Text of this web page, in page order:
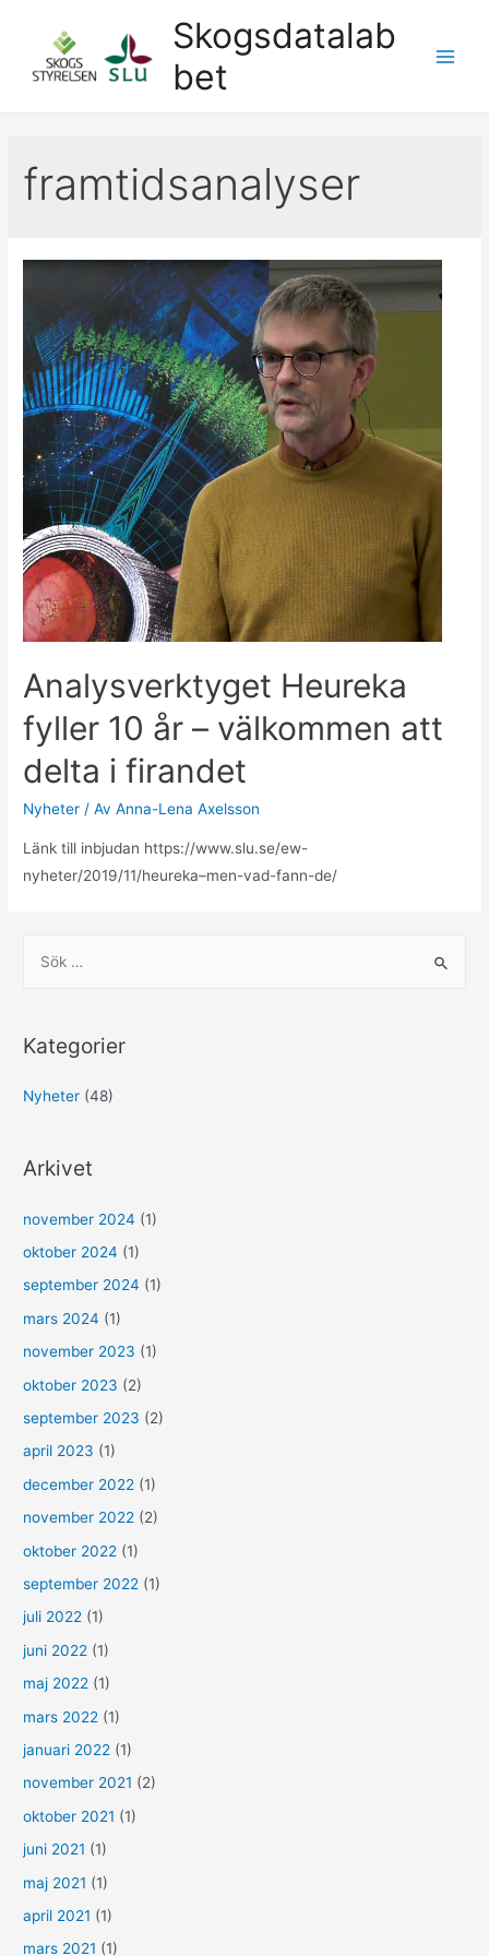
innehåll
Skogsdatalab
bet
framtidsanalyser
Analysverktyget Heureka
fyller 10 år – välkommen att
delta i firandet
Nyheter / Av Anna-Lena Axelsson
Länk till inbjudan https://www.slu.se/ew-
nyheter/2019/11/heureka–men-vad-fann-de/
e
t
Kategorier
Nyheter (48)
Arkivet
november 2024 (1)
oktober 2024 (1)
september 2024 (1)
mars 2024 (1)
november 2023 (1)
oktober 2023 (2)
september 2023 (2)
april 2023 (1)
december 2022 (1)
november 2022 (2)
oktober 2022 (1)
september 2022 (1)
juli 2022 (1)
juni 2022 (1)
maj 2022 (1)
mars 2022 (1)
januari 2022 (1)
november 2021 (2)
oktober 2021 (1)
juni 2021 (1)
maj 2021 (1)
april 2021 (1)
mars 2021 (1)